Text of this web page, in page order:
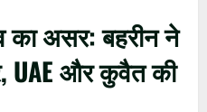
का असर: बहरीन ने
UAE और कुवैत की